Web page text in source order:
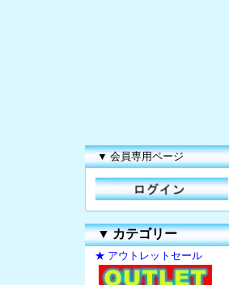
▼ 会員専用ページ
▼カテゴリー
★ アウトレットセール